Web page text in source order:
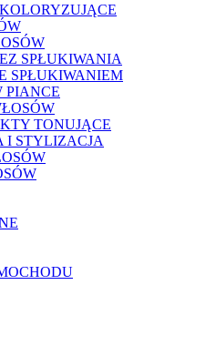
SPŁUKIWANIA
SPŁUKIWANIEM
PIANCE
TONUJĄCE
I STYLIZACJA